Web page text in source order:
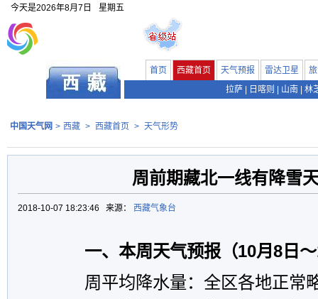
今天是2026年8月7日 星期五
首页 西藏首页 天气预报 雷达卫星
拉萨
日喀则 山南 林
中国天气网 > 西藏 > 西藏首页 > 天气形势
周前期藏北一线有降雪
2018-10-07 18:23:46 来源： 西藏气象台
一、本周天气预报（10月8日
周平均降水量：全区各地正常